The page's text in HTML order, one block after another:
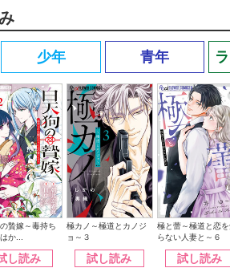
少年 青年
贄嫁～毒持ち
か...
し読み
極カノ～極道とカノジ
ョ～３
試し読み
極と蕾～極道と恋を
らない人妻と～６
試し読み